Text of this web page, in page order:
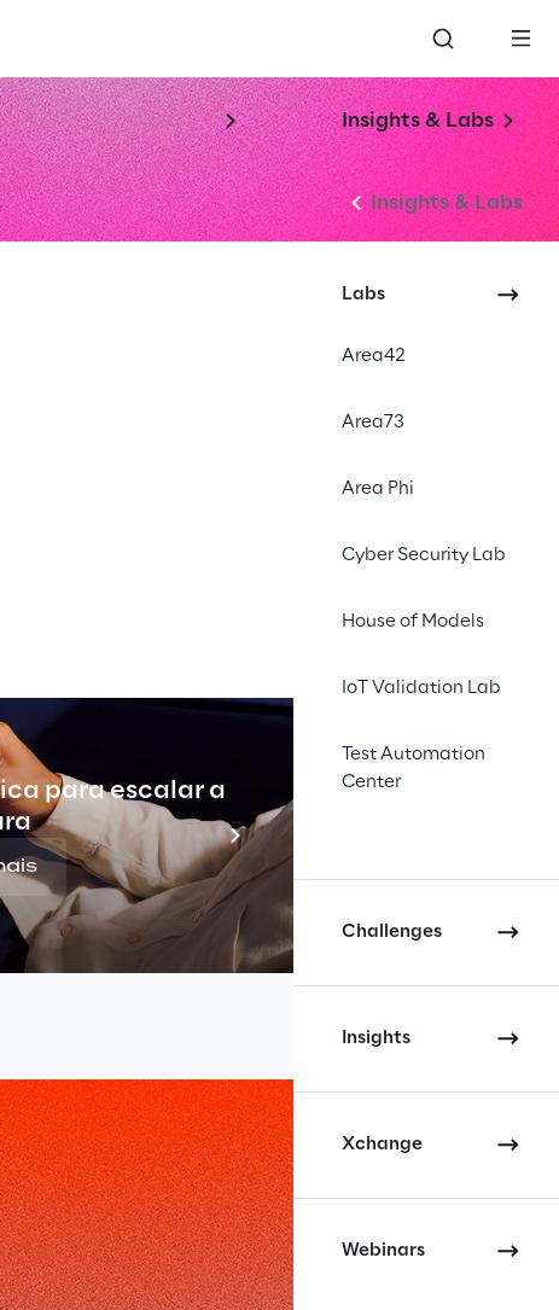
para escalar a
Insights & Labs
Insights & Labs
Labs
Area42
Area73
Area Phi
Cyber Security Lab
House of Models
IoT Validation Lab
Test Automation
Center
Challenges
Insights
Xchange
Webinars